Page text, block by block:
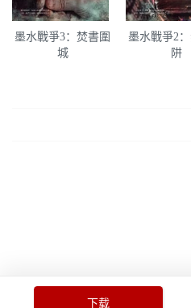
墨水戰爭3：焚書圍
城
墨水戰爭2
阱
下载